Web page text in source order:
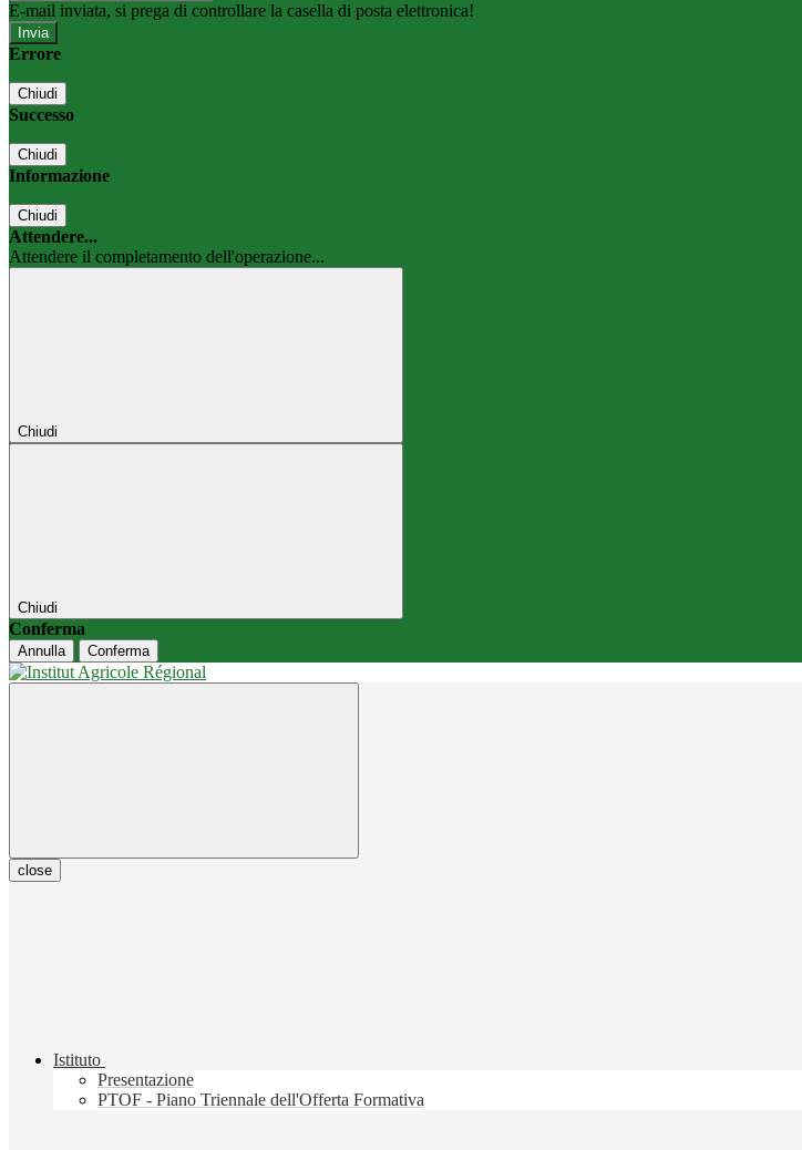
E-mail inviata, si prega di controllare la casella di posta elettronica!
Errore
Chiudi
Successo
Chiudi
Informazione
Chiudi
Attendere...
Attendere il completamento dell'operazione...
Chiudi
Chiudi
Conferma
Annulla Conferma
close
Istituto
Presentazione
PTOF - Piano Triennale dell'Offerta Formativa